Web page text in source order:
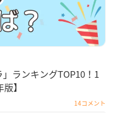
ランキングTOP10！1
】
14コメント